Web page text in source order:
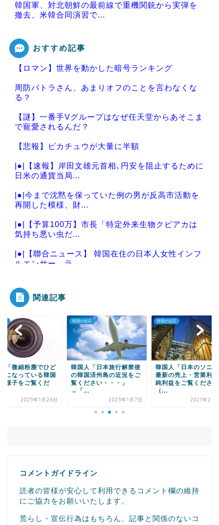
韓国軍、対北朝鮮の最前線で重機関銃から実弾を
撤去、米韓合同演習で...
Powered by livedoor 相互RSS
おすすめ記事
【ロマン】世界を動かした暗号ランキング
周防パトラさん、あまりオフのことを言わなくな
る？
【謎】一番手Vグループはなぜ任天堂からあそこま
で寵愛されるんだ？
【悲報】ピカチュウが大量に半額
|●|【速報】岸田文雄元首相､円安を阻止するために
日米の通貨当局...
|●|今まで沈黙を保っていた例の男が反高市活動を
再開した模様、財...
|●|【予算100万】市長「特定外来生物クビアカは
気持ち悪い虫だ...
|●|【聯合ニュース】 韓国在住の日本人女性インフ
ルエンサー ラ...
Powered by livedoor 相互RSS
関連記事
反応
人「日本旅行解禁後
国済州島の近況をご
ださい・・・」
2023年1月7日
韓国の反応
韓国人「日本のソニーの
最新の売上・営業利益・
純利益をご覧ください
（...
2021年2月16日
韓国の反応
韓国人「米国から提
れるワクチン、ファ
ーでもモデルナでも
か...
2021年6
コメントガイドライン
読者の皆様が安心して利用できるコメント欄の維持
にご協力をお願いいたします。
荒らし・宣伝行為はもちろん、記事と関係のないコ